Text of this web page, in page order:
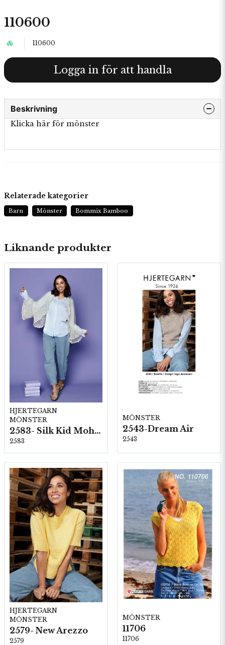
110600
110600
Logga in för att handla
Beskrivning
Klicka här för mönster
Liknande produkter
HJERTEGARN
MÖNSTER
2583- Silk Kid Mohair
2583
MÖNSTER
2543-Dream Air
2543
HJERTEGARN
MÖNSTER
2579- New Arezzo
2579
MÖNSTER
11706
11706
Relaterade kategorier
Barn Mönster Bommix Bamboo